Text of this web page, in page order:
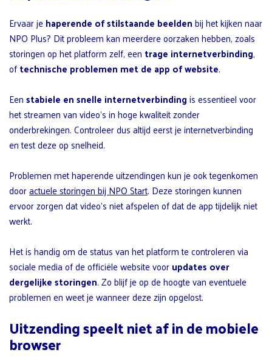
Ervaar jehaperende of stilstaande beeldenbij het kijken naar
NPO Plus? Dit probleem kan meerdere oorzaken hebben, zoals
storingen op het platform zelf, een trage internetverbinding,
oftechnische problemen met de app of website.
Eenstabiele en snelle internetverbindingis essentieel voor
het streamen van video’s in hoge kwaliteit zonder
onderbrekingen. Controleer dus altijd eerst je internetverbinding
en test deze op snelheid.
Problemen met haperende uitzendingen kun je ook tegenkomen
dooractuele storingen bij NPO Start. Deze storingen kunnen
ervoor zorgen dat video’s niet afspelen of dat de app tijdelijk niet
werkt.
Het is handig om de status van het platform te controleren via
sociale media of de officiële website voorupdates over
dergelijke storingen. Zo blijf je op de hoogte van eventuele
problemen en weet je wanneer deze zijn opgelost.
Uitzending speelt niet af in de mobiele
browser